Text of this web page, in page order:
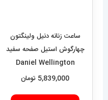
است
در
انتخاب
ساعت زنانه دنیل ولینگتون
چهارگوش استیل صفحه سفید
Daniel Wellington
Quadro 422
5,839,000 تومان